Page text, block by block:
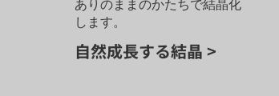
ありのままのかたちで結晶化
します。
自然成長する結晶 >